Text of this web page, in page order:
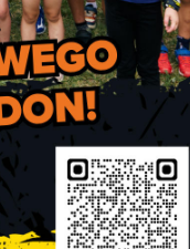
Pikniku